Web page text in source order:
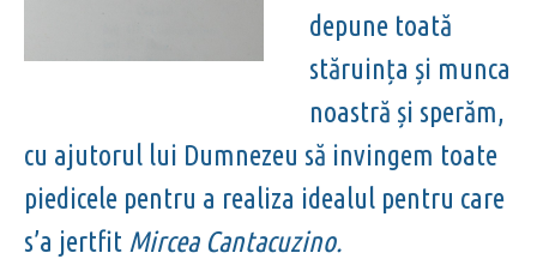
depune toată
stăruința și munca
noastră și sperăm,
cu ajutorul lui Dumnezeu să invingem toate
piedicele pentru a realiza idealul pentru care
s’a jertfit Mircea Cantacuzino.